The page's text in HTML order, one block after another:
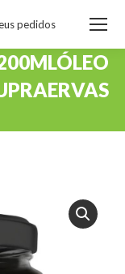
pedidos